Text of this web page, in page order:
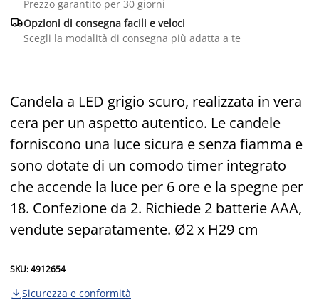
Prezzo garantito per 30 giorni
Opzioni di consegna facili e veloci
Scegli la modalità di consegna più adatta a te
Candela a LED grigio scuro, realizzata in vera
cera per un aspetto autentico. Le candele
forniscono una luce sicura e senza fiamma e
sono dotate di un comodo timer integrato
che accende la luce per 6 ore e la spegne per
18. Confezione da 2. Richiede 2 batterie AAA,
vendute separatamente. Ø2 x H29 cm
SKU: 4912654
 Sicurezza e conformità